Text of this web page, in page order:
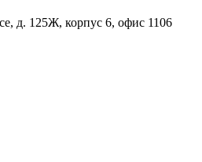
д. 125Ж, корпус 6, офис 1106